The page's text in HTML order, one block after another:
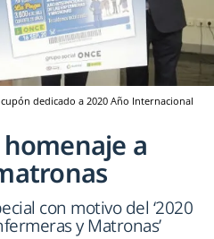
dedicado a 2020 Año Internacional
homenaje a
con motivo del ‘2020
y Matronas’